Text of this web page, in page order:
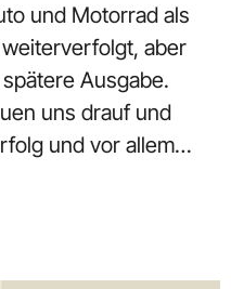
und Motorrad als
aber
Ausgabe.
uns drauf und
und vor allem…